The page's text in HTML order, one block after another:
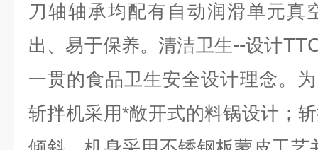
刀轴轴承均配有自动润滑单元真
出、易于保养。清洁卫生--设计
一贯的食品卫生安全设计理念。
斩拌机采用*敞开式的料锅设计；